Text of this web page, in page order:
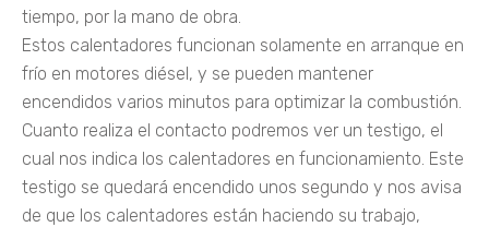
tiempo, por la mano de obra.
Estos calentadores funcionan solamente en arranque en
frío en motores diésel, y se pueden mantener
encendidos varios minutos para optimizar la combustión.
Cuanto realiza el contacto podremos ver un testigo, el
cual nos indica los calentadores en funcionamiento. Este
testigo se quedará encendido unos segundo y nos avisa
de que los calentadores están haciendo su trabajo,